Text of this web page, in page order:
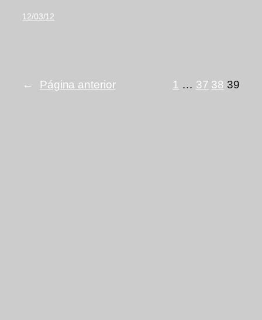
12/03/12
← Página anterior 1 … 37 38 39